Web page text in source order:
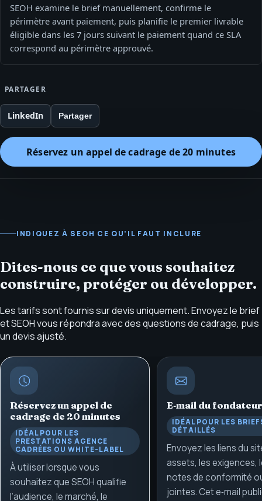
SEOH examine le brief manuellement, confirme le
périmètre avant paiement, puis planifie le premier livrable
éligible dans les 7 jours suivant le paiement quand ce SLA
correspond au périmètre approuvé.
PARTAGER
LinkedIn Partager
Réservez un appel de cadrage de 20 minutes
INDIQUEZ À SEOH CE QU’IL FAUT INCLURE
Dites-nous ce que vous souhaitez
construire, protéger ou développer.
Les tarifs sont fournis sur devis uniquement. Envoyez le brief
et SEOH vous répondra avec des questions de cadrage, puis
un devis ajusté.
Réservez un appel de
cadrage de 20 minutes
IDÉAL POUR LES
PRESTATIONS AGENCE
CADRÉES OU WHITE-LABEL
À utiliser lorsque vous
souhaitez que SEOH qualifie
l’audience, le marché, le
E‑mail du fondateur
IDÉAL POUR LES
DÉTAILLÉS
Envoyez les liens du
assets, les exigences,
notes de conformité
jointes. Cet e‑mail